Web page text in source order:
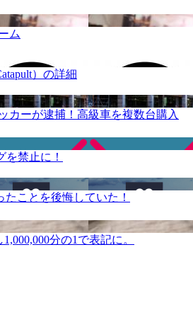
ム
）の詳細
カーが逮捕！高級車を複数台購入
を禁止に！
ことを後悔していた！
分の1で表記に。